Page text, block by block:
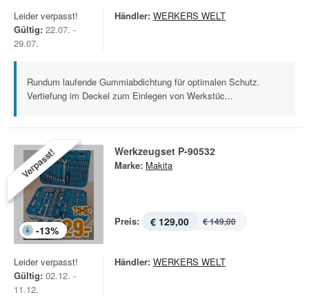
Leider verpasst!
Gültig: 22.07. -
29.07.
Händler: WERKERS WELT
Rundum laufende Gummiabdichtung für optimalen Schutz.
Vertiefung im Deckel zum Einlegen von Werkstüc...
Verpasst!
-13%
Werkzeugset P-90532
Marke: Makita
Preis: € 129,00 € 149,00
Leider verpasst!
Gültig: 02.12. -
11.12.
Händler: WERKERS WELT